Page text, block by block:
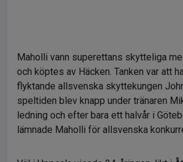
Maholli vann superettans skytteliga
och köptes av Häcken. Tanken var att
flyktande allsvenska skyttekungen
speltiden blev knapp under tränaren
ledning och efter bara ett halvår i
lämnade Maholli för allsvenska